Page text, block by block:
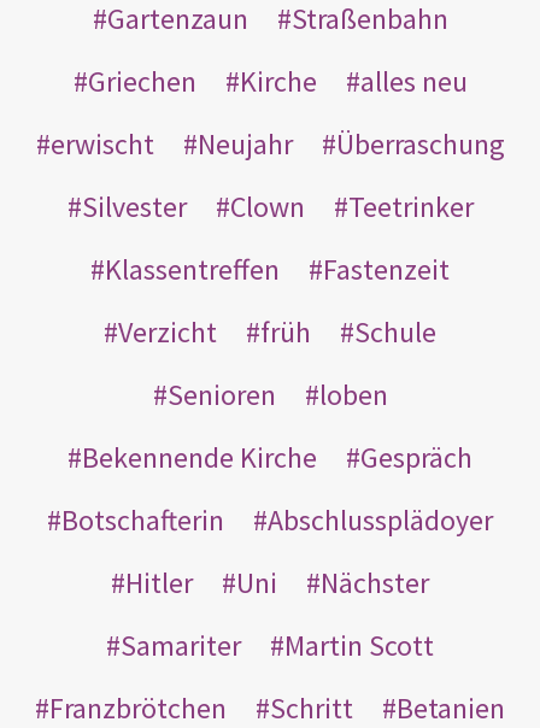
Gartenzaun
Straßenbahn
Griechen
Kirche
alles neu
erwischt
Neujahr
Überraschung
Silvester
Clown
Teetrinker
Klassentreffen
Fastenzeit
Verzicht
früh
Schule
Senioren
loben
Bekennende Kirche
Gespräch
Botschafterin
Abschlussplädoyer
Hitler
Uni
Nächster
Samariter
Martin Scott
Franzbrötchen
Schritt
Betanien